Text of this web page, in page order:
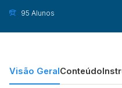
95 Alunos
Visão GeralConteúdo